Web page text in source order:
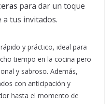
para dar un toque
tus invitados.
y práctico, ideal para
tiempo en la cocina pero
y sabroso. Además,
con anticipación y
hasta el momento de